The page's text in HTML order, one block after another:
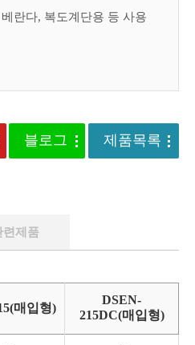
란다, 복도계단용 등 사용
블로그 제품목록
련제품
매입형)
DSEN-
215DC(매입형)